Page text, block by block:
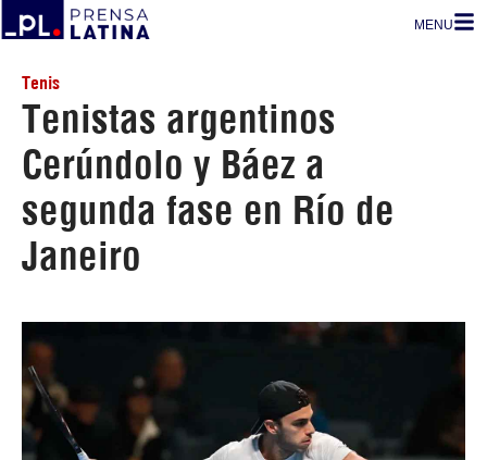
MENU
Tenis
Tenistas argentinos
Cerúndolo y Báez a
segunda fase en Río de
Janeiro